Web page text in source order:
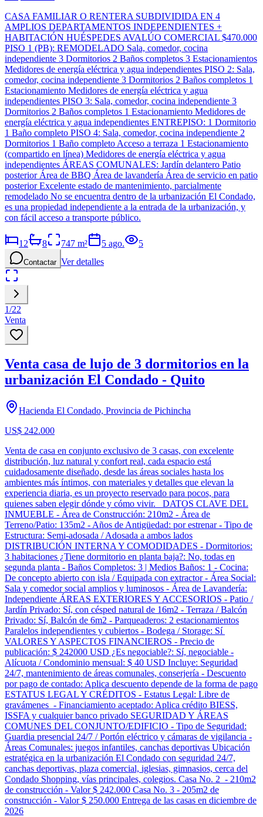
CASA FAMILIAR O RENTERA SUBDIVIDIDA EN 4
AMPLIOS DEPARTAMENTOS INDEPENDIENTES +
HABITACIÓN HUÉSPEDES AVALÚO COMERCIAL $470.000
PISO 1 (PB): REMODELADO Sala, comedor, cocina
independiente 3 Dormitorios 2 Baños completos 3 Estacionamientos
Medidores de energía eléctrica y agua independientes PISO 2: Sala,
comedor, cocina independiente 3 Dormitorios 2 Baños completos 1
Estacionamiento Medidores de energía eléctrica y agua
independientes PISO 3: Sala, comedor, cocina independiente 3
Dormitorios 2 Baños completos 1 Estacionamiento Medidores de
energía eléctrica y agua independientes ENTREPISO: 1 Dormitorio
1 Baño completo PISO 4: Sala, comedor, cocina independiente 2
Dormitorios 1 Baño completo Acceso a terraza 1 Estacionamiento
(compartido en línea) Medidores de energía eléctrica y agua
independientes ÁREAS COMUNALES: Jardín delantero Patio
posterior Área de BBQ Área de lavandería Área de servicio en patio
posterior Excelente estado de mantenimiento, parcialmente
remodelado No se encuentra dentro de la urbanización El Condado,
es una propiedad independiente a la entrada de la urbanización, y
con fácil acceso a transporte público.
12 8 747 m² 5 ago. 5
Contactar Ver detalles
1/22
Venta
Venta casa de lujo de 3 dormitorios en la
urbanización El Condado - Quito
Hacienda El Condado, Provincia de Pichincha
US$ 242.000
Venta de casa en conjunto exclusivo de 3 casas, con excelente
distribución, luz natural y confort real, cada espacio está
cuidadosamente diseñado, desde las áreas sociales hasta los
ambientes más íntimos, con materiales y detalles que elevan la
experiencia diaria, es un proyecto reservado para pocos, para
quienes saben elegir dónde y cómo vivir. DATOS CLAVE DEL
INMUEBLE - Área de Construcción: 210m2 - Área de
Terreno/Patio: 135m2 - Años de Antigüedad: por estrenar - Tipo de
Estructura: Semi-adosada / Adosada a ambos lados
DISTRIBUCIÓN INTERNA Y COMODIDADES - Dormitorios:
3 habitaciones ¿Tiene dormitorio en planta baja?: No, todas en
segunda planta - Baños Completos: 3 | Medios Baños: 1 - Cocina:
De concepto abierto con isla / Equipada con extractor - Área Social:
Sala y comedor social amplios y luminosos - Área de Lavandería:
Independiente ÁREAS EXTERIORES Y ACCESORIOS - Patio /
Jardín Privado: Sí, con césped natural de 16m2 - Terraza / Balcón
Privado: Sí, Balcón de 6m2 - Parqueaderos: 2 estacionamientos
Paralelos independientes y cubiertos - Bodega / Storage: Sí
VALORES Y ASPECTOS FINANCIEROS - Precio de
publicación: $ 242000 USD ¿Es negociable?: Sí, negociable -
Alícuota / Condominio mensual: $ 40 USD Incluye: Seguridad
24/7, mantenimiento de áreas comunales, conserjería - Descuento
por pago de contado: Aplica descuento depende de la forma de pago
ESTATUS LEGAL Y CRÉDITOS - Estatus Legal: Libre de
gravámenes - Financiamiento aceptado: Aplica crédito BIESS,
ISSFA y cualquier banco privado SEGURIDAD Y ÁREAS
COMUNES DEL CONJUNTO/EDIFICIO - Tipo de Seguridad:
Guardia presencial 24/7 / Portón eléctrico y cámaras de vigilancia -
Áreas Comunales: juegos infantiles, canchas deportivas Ubicación
estratégica en la urbanización El Condado con seguridad 24/7,
canchas deportivas, plaza comercial, iglesias, gimnasios, cerca del
Condado Shopping, vías principales, colegios. Casa No. 2 - 210m2
de construcción - Valor $ 242.000 Casa No. 3 - 205m2 de
construcción - Valor $ 250.000 Entrega de las casas en diciembre de
2026